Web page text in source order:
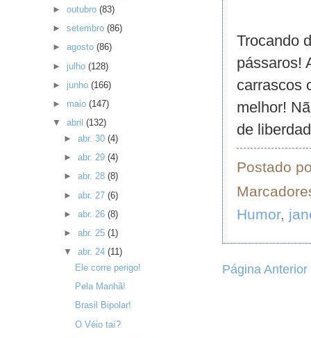
Trocando
pássaros!
carrascos
melhor!
de
Postado
Humor,
Página Anterior
►outubro(83)
►setembro(86)
►agosto(86)
► julho(128)
► junho(166)
► maio(147)
▼abril(132)
► abr. 30 (4)
► abr. 29 (4)
► abr. 28 (8)
► abr. 27 (6)
► abr. 26 (8)
► abr. 25 (1)
▼ abr. 24 (11)
Ele corre perigo!
Pela Manhã!
Brasil Bipolar!
O Véio taí?